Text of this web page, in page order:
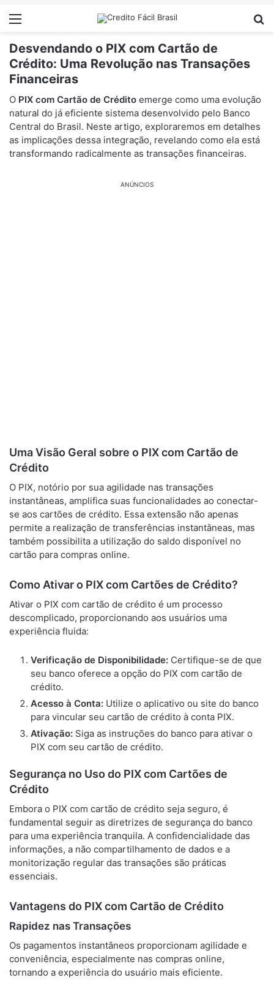
Menu
Desvendando o PIX com Cartão de
Crédito: Uma Revolução nas Transações
Financeiras
O PIX com Cartão de Crédito emerge como uma evolução
natural do já eficiente sistema desenvolvido pelo Banco
Central do Brasil. Neste artigo, exploraremos em detalhes
as implicações dessa integração, revelando como ela está
transformando radicalmente as transações financeiras.
ANÚNCIOS
Uma Visão Geral sobre o PIX com Cartão de
Crédito
O PIX, notório por sua agilidade nas transações
instantâneas, amplifica suas funcionalidades ao conectar-
se aos cartões de crédito. Essa extensão não apenas
permite a realização de transferências instantâneas, mas
também possibilita a utilização do saldo disponível no
cartão para compras online.
Como Ativar o PIX com Cartões de Crédito?
Ativar o PIX com cartão de crédito é um processo
descomplicado, proporcionando aos usuários uma
experiência fluida:
Verificação de Disponibilidade: Certifique-se de que
seu banco oferece a opção do PIX com cartão de
crédito.
Acesso à Conta: Utilize o aplicativo ou site do banco
para vincular seu cartão de crédito à conta PIX.
Ativação: Siga as instruções do banco para ativar o
PIX com seu cartão de crédito.
Segurança no Uso do PIX com Cartões de
Crédito
Embora o PIX com cartão de crédito seja seguro, é
fundamental seguir as diretrizes de segurança do banco
para uma experiência tranquila. A confidencialidade das
informações, a não compartilhamento de dados e a
monitorização regular das transações são práticas
essenciais.
Vantagens do PIX com Cartão de Crédito
Rapidez nas Transações
Os pagamentos instantâneos proporcionam agilidade e
conveniência, especialmente nas compras online,
tornando a experiência do usuário mais eficiente.